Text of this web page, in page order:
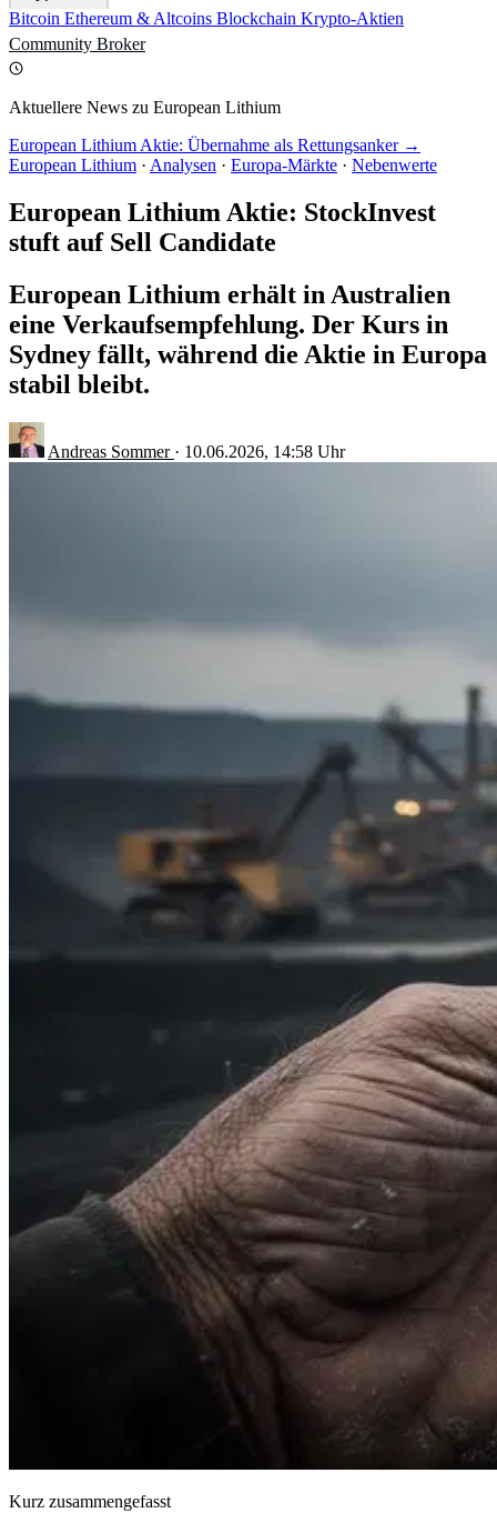
Bitcoin Ethereum & Altcoins Blockchain Krypto-Aktien
Community Broker
Aktuellere News zu European Lithium
European Lithium Aktie: Übernahme als Rettungsanker →
European Lithium · Analysen · Europa-Märkte · Nebenwerte
European Lithium Aktie: StockInvest
stuft auf Sell Candidate
European Lithium erhält in Australien
eine Verkaufsempfehlung. Der Kurs in
Sydney fällt, während die Aktie in Europa
stabil bleibt.
Andreas Sommer · 10.06.2026, 14:58 Uhr
Kurz zusammengefasst